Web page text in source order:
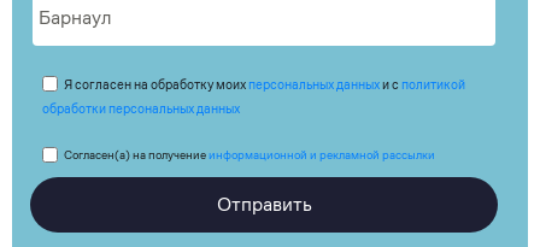
Я согласен на обработку моих персональных данныхи с политикой
обработки персональных данных
Согласен(а) на получениеинформационной и рекламной рассылки
Отправить